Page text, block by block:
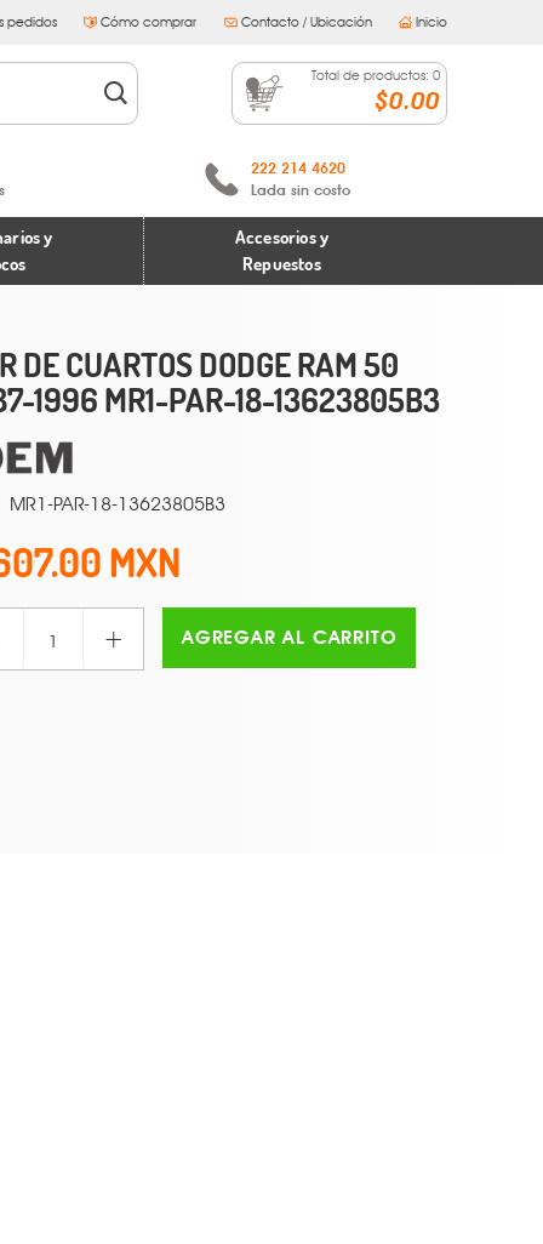
pedidos Cómo comprar Contacto / Ubicación Inicio
Total de productos: 0
$0.00
222 214 4620
Lada sin costo
y
Accesorios y
Repuestos
DE CUARTOS DODGE RAM 50
1996 MR1-PAR-18-13623805B3
MR1-PAR-18-13623805B3
+ AGREGAR AL CARRITO